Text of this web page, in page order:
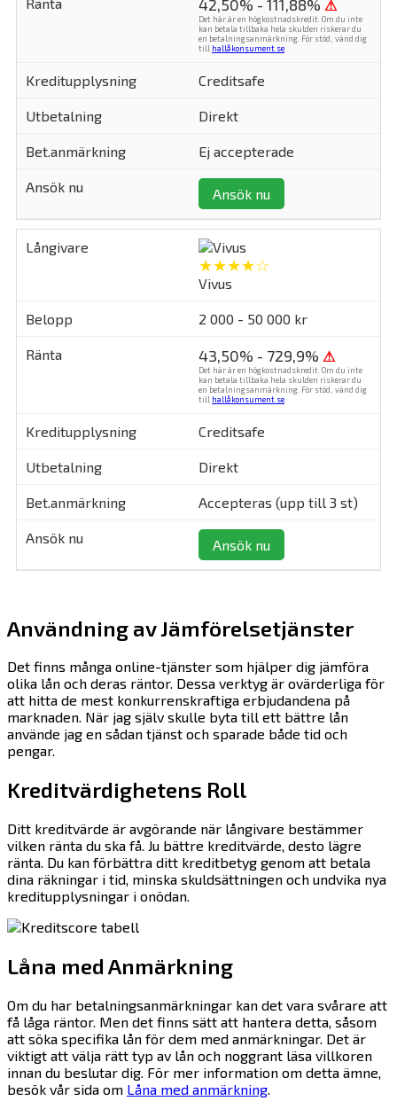
42,50% - 111,88% ⚠
Det här är en högkostnadskredit. Om du inte
kan betala tillbaka hela skulden riskerar du
en betalningsanmärkning. För stöd, vänd dig
till hallåkonsument.se
Creditsafe
Direkt
Ej accepterade
Ansök nu
★★★★☆
Vivus
2 000 - 50 000 kr
43,50% - 729,9% ⚠
Det här är en högkostnadskredit. Om du inte
kan betala tillbaka hela skulden riskerar du
en betalningsanmärkning. För stöd, vänd dig
till hallåkonsument.se
Creditsafe
Direkt
Accepteras (upp till 3 st)
Ansök nu
Användning av Jämförelsetjänster
Det finns många online-tjänster som hjälper dig jämföra
olika lån och deras räntor. Dessa verktyg är ovärderliga för
att hitta de mest konkurrenskraftiga erbjudandena på
marknaden. När jag själv skulle byta till ett bättre lån
använde jag en sådan tjänst och sparade både tid och
pengar.
Kreditvärdighetens Roll
Ditt kreditvärde är avgörande när långivare bestämmer
vilken ränta du ska få. Ju bättre kreditvärde, desto lägre
ränta. Du kan förbättra ditt kreditbetyg genom att betala
dina räkningar i tid, minska skuldsättningen och undvika nya
kreditupplysningar i onödan.
Låna med Anmärkning
Om du har betalningsanmärkningar kan det vara svårare att
få låga räntor. Men det finns sätt att hantera detta, såsom
att söka specifika lån för dem med anmärkningar. Det är
viktigt att välja rätt typ av lån och noggrant läsa villkoren
innan du beslutar dig. För mer information om detta ämne,
besök vår sida om Låna med anmärkning.